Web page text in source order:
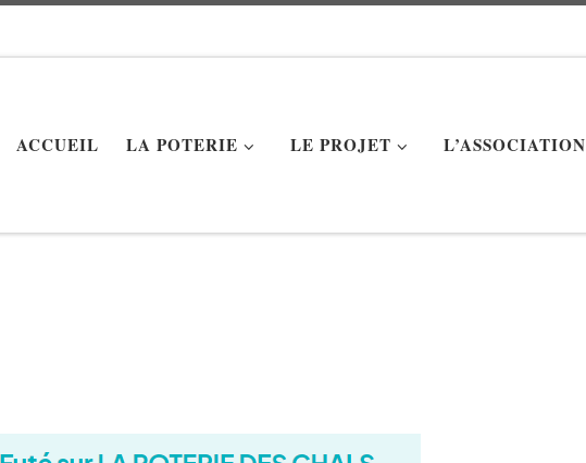
ACCUEIL LA POTERIE LE PROJET L’ASSOCIATION